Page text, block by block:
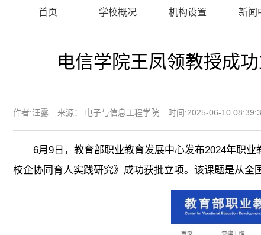
首页 学校概况 机构设置 新闻
电信学院王凤领教授成
作者:汪露 来源： 电子与信息工程学院 时间:2025-06-10
6月9日，教育部职业教育发展中心发布2024年职
校企协同育人实践研究》成功获批立项。该课题是从全